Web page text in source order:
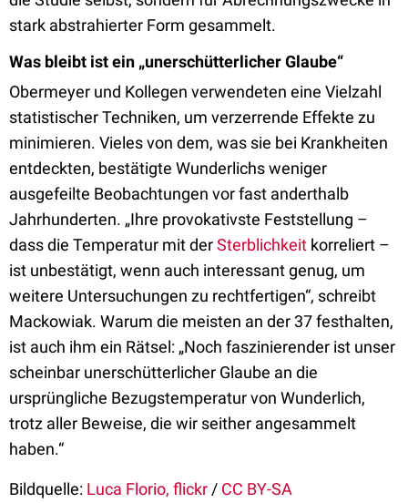
stark abstrahierter Form gesammelt.
Was bleibt ist ein „unerschütterlicher Glaube“
Obermeyer und Kollegen verwendeten eine Vielzahl
statistischer Techniken, um verzerrende Effekte zu
minimieren. Vieles von dem, was sie bei Krankheiten
entdeckten, bestätigte Wunderlichs weniger
ausgefeilte Beobachtungen vor fast anderthalb
Jahrhunderten. „Ihre provokativste Feststellung –
dass die Temperatur mit derSterblichkeit korreliert –
ist unbestätigt, wenn auch interessant genug, um
weitere Untersuchungen zu rechtfertigen“, schreibt
Mackowiak. Warum die meisten an der 37 festhalten,
ist auch ihm ein Rätsel: „Noch faszinierender ist unser
scheinbar unerschütterlicher Glaube an die
ursprüngliche Bezugstemperatur von Wunderlich,
trotz aller Beweise, die wir seither angesammelt
haben.“
Bildquelle: Luca Florio, flickr / CC BY-SA